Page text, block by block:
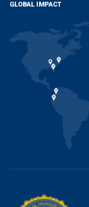
GLOBAL IMPACT